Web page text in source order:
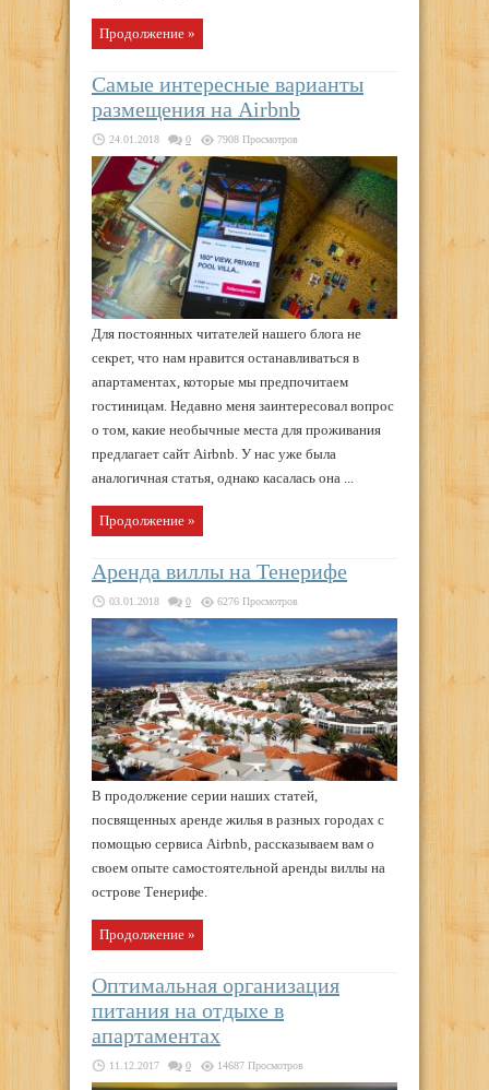
Продолжение »
Самые интересные варианты
размещения на Airbnb
24.01.2018 0 7908 Просмотров
Для постоянных читателей нашего блога не
секрет, что нам нравится останавливаться в
апартаментах, которые мы предпочитаем
гостиницам. Недавно меня заинтересовал вопрос
о том, какие необычные места для проживания
предлагает сайт Airbnb. У нас уже была
аналогичная статья, однако касалась она ...
Продолжение »
Аренда виллы на Тенерифе
03.01.2018 0 6276 Просмотров
В продолжение серии наших статей,
посвященных аренде жилья в разных городах с
помощью сервиса Airbnb, рассказываем вам о
своем опыте самостоятельной аренды виллы на
острове Тенерифе.
Продолжение »
Оптимальная организация
питания на отдыхе в
апартаментах
11.12.2017 0 14687 Просмотров